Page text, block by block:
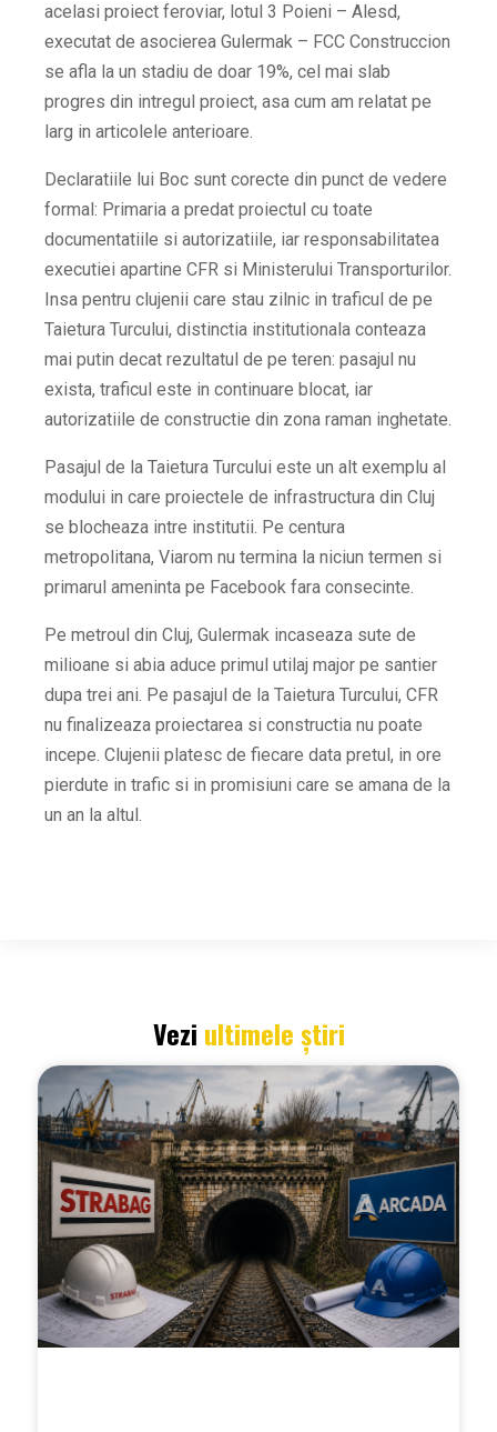
acelasi proiect feroviar, lotul 3 Poieni – Alesd,
executat de asocierea Gulermak – FCC Construccion
se afla la un stadiu de doar 19%, cel mai slab
progres din intregul proiect, asa cum am relatat pe
larg in articolele anterioare.
Declaratiile lui Boc sunt corecte din punct de vedere
formal: Primaria a predat proiectul cu toate
documentatiile si autorizatiile, iar responsabilitatea
executiei apartine CFR si Ministerului Transporturilor.
Insa pentru clujenii care stau zilnic in traficul de pe
Taietura Turcului, distinctia institutionala conteaza
mai putin decat rezultatul de pe teren: pasajul nu
exista, traficul este in continuare blocat, iar
autorizatiile de constructie din zona raman inghetate.
Pasajul de la Taietura Turcului este un alt exemplu al
modului in care proiectele de infrastructura din Cluj
se blocheaza intre institutii. Pe centura
metropolitana, Viarom nu termina la niciun termen si
primarul ameninta pe Facebook fara consecinte.
Pe metroul din Cluj, Gulermak incaseaza sute de
milioane si abia aduce primul utilaj major pe santier
dupa trei ani. Pe pasajul de la Taietura Turcului, CFR
nu finalizeaza proiectarea si constructia nu poate
incepe. Clujenii platesc de fiecare data pretul, in ore
pierdute in trafic si in promisiuni care se amana de la
un an la altul.
Vezi ultimele știri